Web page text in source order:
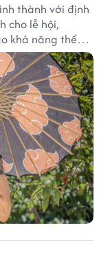
thành với định
cho lễ hội,
khả năng thể
thương hiệu,
tạo được
từng bước mở